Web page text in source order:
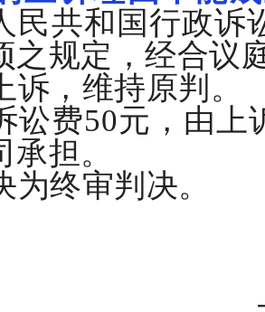
民共和国行政
之规定，经合议
诉，维持原判。
讼费50元，由上
担。
为终审判决。